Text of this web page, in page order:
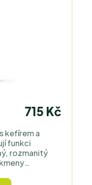
715 Kč
kefírem a
funkci
rozmanitý
kolik miliard